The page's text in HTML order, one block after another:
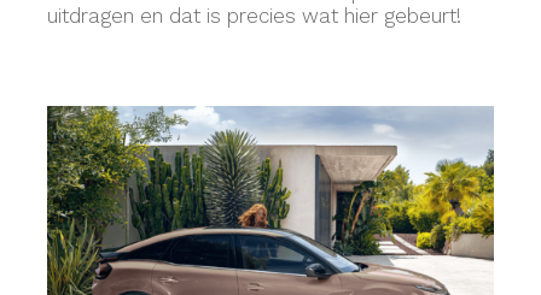
uitdragen en dat is precies wat hier gebeurt!